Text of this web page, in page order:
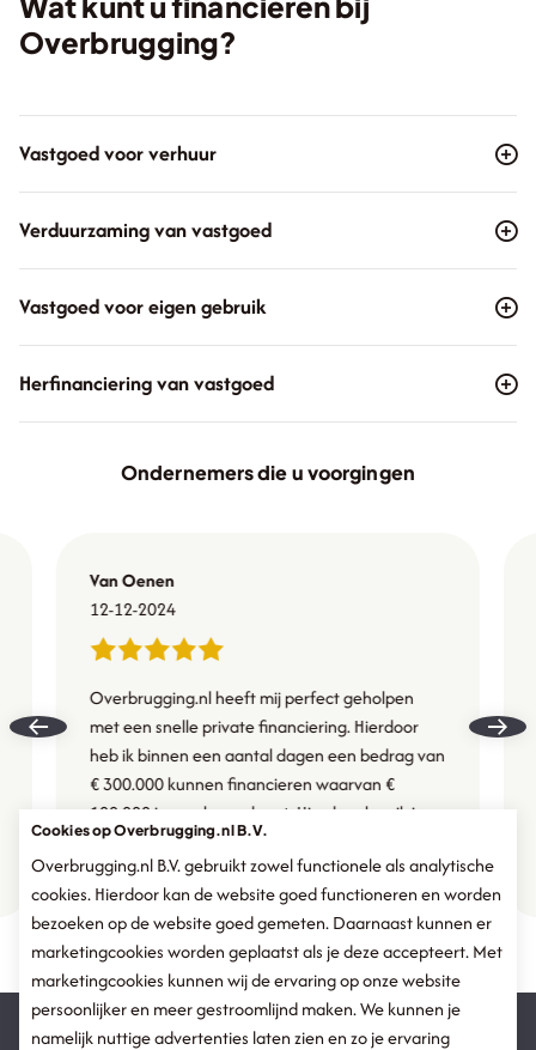
Overbrugging?
Vastgoed voor verhuur
Verduurzaming van vastgoed
Vastgoed voor eigen gebruik
Herfinanciering van vastgoed
Ondernemers die u voorgingen
Van Oenen
12-12-2024
Overbrugging.nl heeft mij perfect geholpen
met een snelle private financiering. Hierdoor
heb ik binnen een aantal dagen een bedrag van
€ 300.000 kunnen financieren waarvan €
100.000 in een bouwdepot. Hierdoor kan ik in
een korte periode een bestaand pand
ombouwen tot 7 zelfstandige studio's en zal er
meerwaarde worden toegevoegd. Na 9
maanden kan ik de financiering boetevrij
terugbetalen, kan ik het pand laten her taxeren
en bancair herfinancieren. Top en snel geregeld
met een perfecte service. Echt een aanrader!
Cookies op Overbrugging.nl B.V.
Overbrugging.nl B.V. gebruikt zowel functionele als analytische
cookies. Hierdoor kan de website goed functioneren en worden
bezoeken op de website goed gemeten. Daarnaast kunnen er
marketingcookies worden geplaatst als je deze accepteert. Met
marketingcookies kunnen wij de ervaring op onze website
persoonlijker en meer gestroomlijnd maken. We kunnen je
namelijk nuttige advertenties laten zien en zo je ervaring